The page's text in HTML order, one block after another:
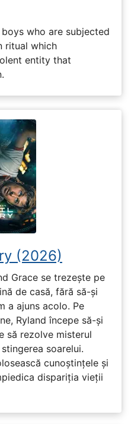
who are subjected
ritual which
entity that
(2026)
Grace se trezește pe
de casă, fără să-și
a ajuns acolo. Pe
Ryland începe să-și
să rezolve misterul
soarelui.
cunoștințele și
dispariția vieții